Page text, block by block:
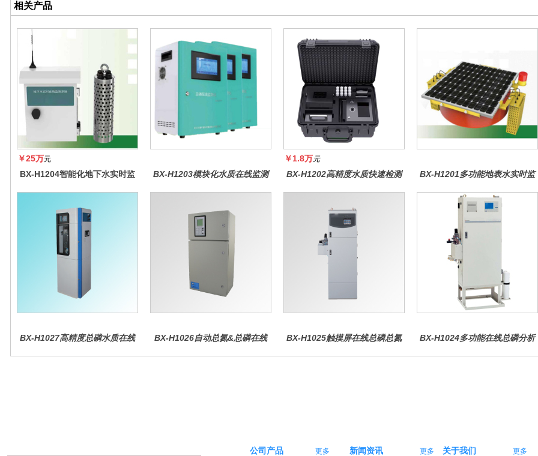
相关产品
￥25万元
BX-H1204智能化地下水实时监
BX-H1203模块化水质在线监测
￥1.8万元
BX-H1202高精度水质快速检测
BX-H1201多功能地表水实时监
BX-H1027高精度总磷水质在线
BX-H1026自动总氮&总磷在线
BX-H1025触摸屏在线总磷总氮
BX-H1024多功能在线总磷分析
新闻资讯 更多
公司产品 更多 关于我们 更多